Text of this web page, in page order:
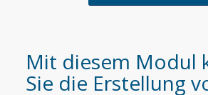
Mit diesem Modul
Sie die Erstellung